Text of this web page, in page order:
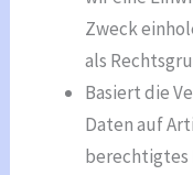
Zweck
als
Basiert die
Daten auf
berechtigtes